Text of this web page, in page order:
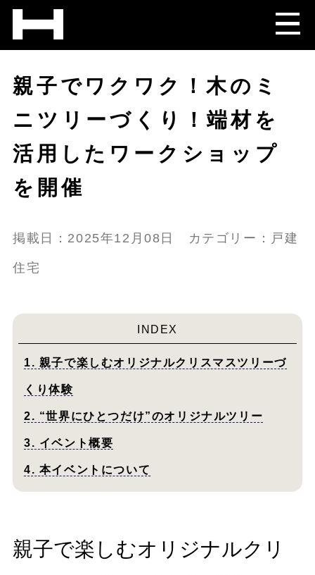
親子でワクワク！木のミ
ニツリーづくり！端材を
活用したワークショップ
を開催
掲載日：2025年12月08日 カテゴリー：戸建
住宅
INDEX
1. 親子で楽しむオリジナルクリスマスツリーづ
くり体験
2. “世界にひとつだけ”のオリジナルツリー
3. イベント概要
4. 本イベントについて
親子で楽しむオリジナルクリ